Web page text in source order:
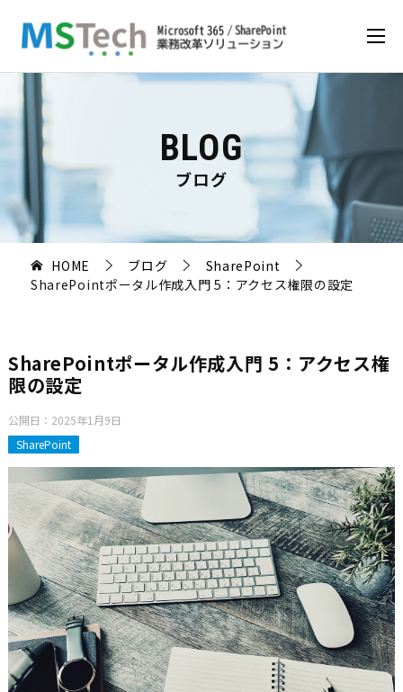
BLOG
ブログ
HOME ブログ
SharePoint
SharePointポータル作成入門 5：アクセス権限の設定
SharePointポータル作成入門 5：アクセス権
限の設定
公開日： 2025年1月9日
SharePoint